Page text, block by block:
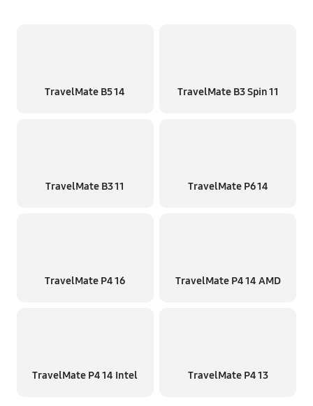
TravelMate B5 14 TravelMate B3 Spin 11
TravelMate B3 11 TravelMate P6 14
TravelMate P4 16 TravelMate P4 14 AMD
TravelMate P4 14 Intel TravelMate P4 13